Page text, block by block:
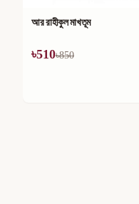
আর রাহীকুল মাখতূম
৳510৳850